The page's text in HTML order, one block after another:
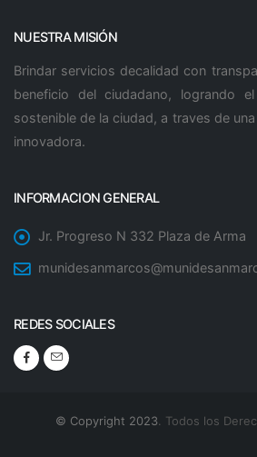
NUESTRA MISIÓN
Brindar servicios decalidad con
beneficio del ciudadano, logrando
sostenible de la ciudad, a traves de
innovadora.
INFORMACION GENERAL
Jr. Progreso N 332 Plaza de Arma
REDES SOCIALES
© Copyright 2023 . Todos los